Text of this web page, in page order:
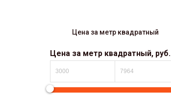
Цена за метр квадратный
Цена за метр квадратный, руб.